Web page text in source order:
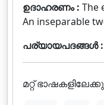
ഉദാഹരണം : The
An inseparable
പര്യായപദങ്ങൾ :
മറ്റ്